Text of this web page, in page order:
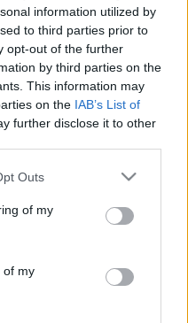
information utilized by
to third parties prior to
opt-out of the further
by third parties on the
This information may
on the IAB’s List of
further disclose it to other
uses one or more Google
You may click to
its third-party tags to
in below Google
Outs
of my
of my